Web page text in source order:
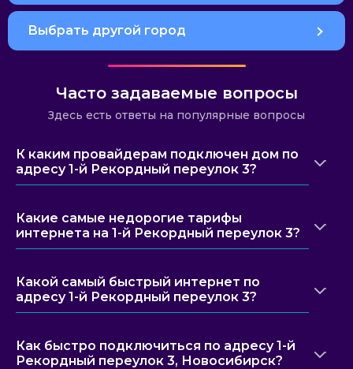
Выбрать другой город
Часто задаваемые вопросы
Здесь есть ответы на популярные вопросы
К каким провайдерам подключен дом по
адресу 1-й Рекордный переулок 3?
Какие самые недорогие тарифы
интернета на 1-й Рекордный переулок 3?
Какой самый быстрый интернет по
адресу 1-й Рекордный переулок 3?
Как быстро подключиться по адресу 1-й
Рекордный переулок 3, Новосибирск?